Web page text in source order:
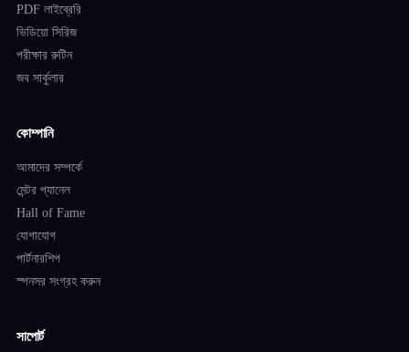
PDF লাইব্রেরি
ভিডিয়ো সিরিজ
পরীক্ষার রুটিন
জব সার্কুলার
কোম্পানি
আমাদের সম্পর্কে
মেন্টর প্যানেল
Hall of Fame
যোগাযোগ
পার্টনারশিপ
স্পনসর সংগ্রহ করুন
সাপোর্ট